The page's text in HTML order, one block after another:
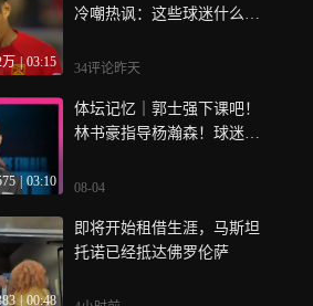
万 | 03:15
冷嘲热讽：这些球迷什么心
34评论昨天
| 03:10
体坛记忆｜郭士强下课吧！
林书豪指导杨瀚森！球迷：
08-04
00:48
即将开始租借生涯，马斯坦
托诺已经抵达佛罗伦萨